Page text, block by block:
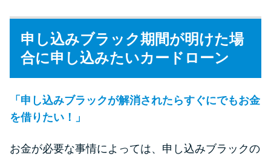
申し込みブラック期間が明けた場
合に申し込みたいカードローン
「申し込みブラックが解消されたらすぐにでもお金
を借りたい！」
お金が必要な事情によっては、申し込みブラックの